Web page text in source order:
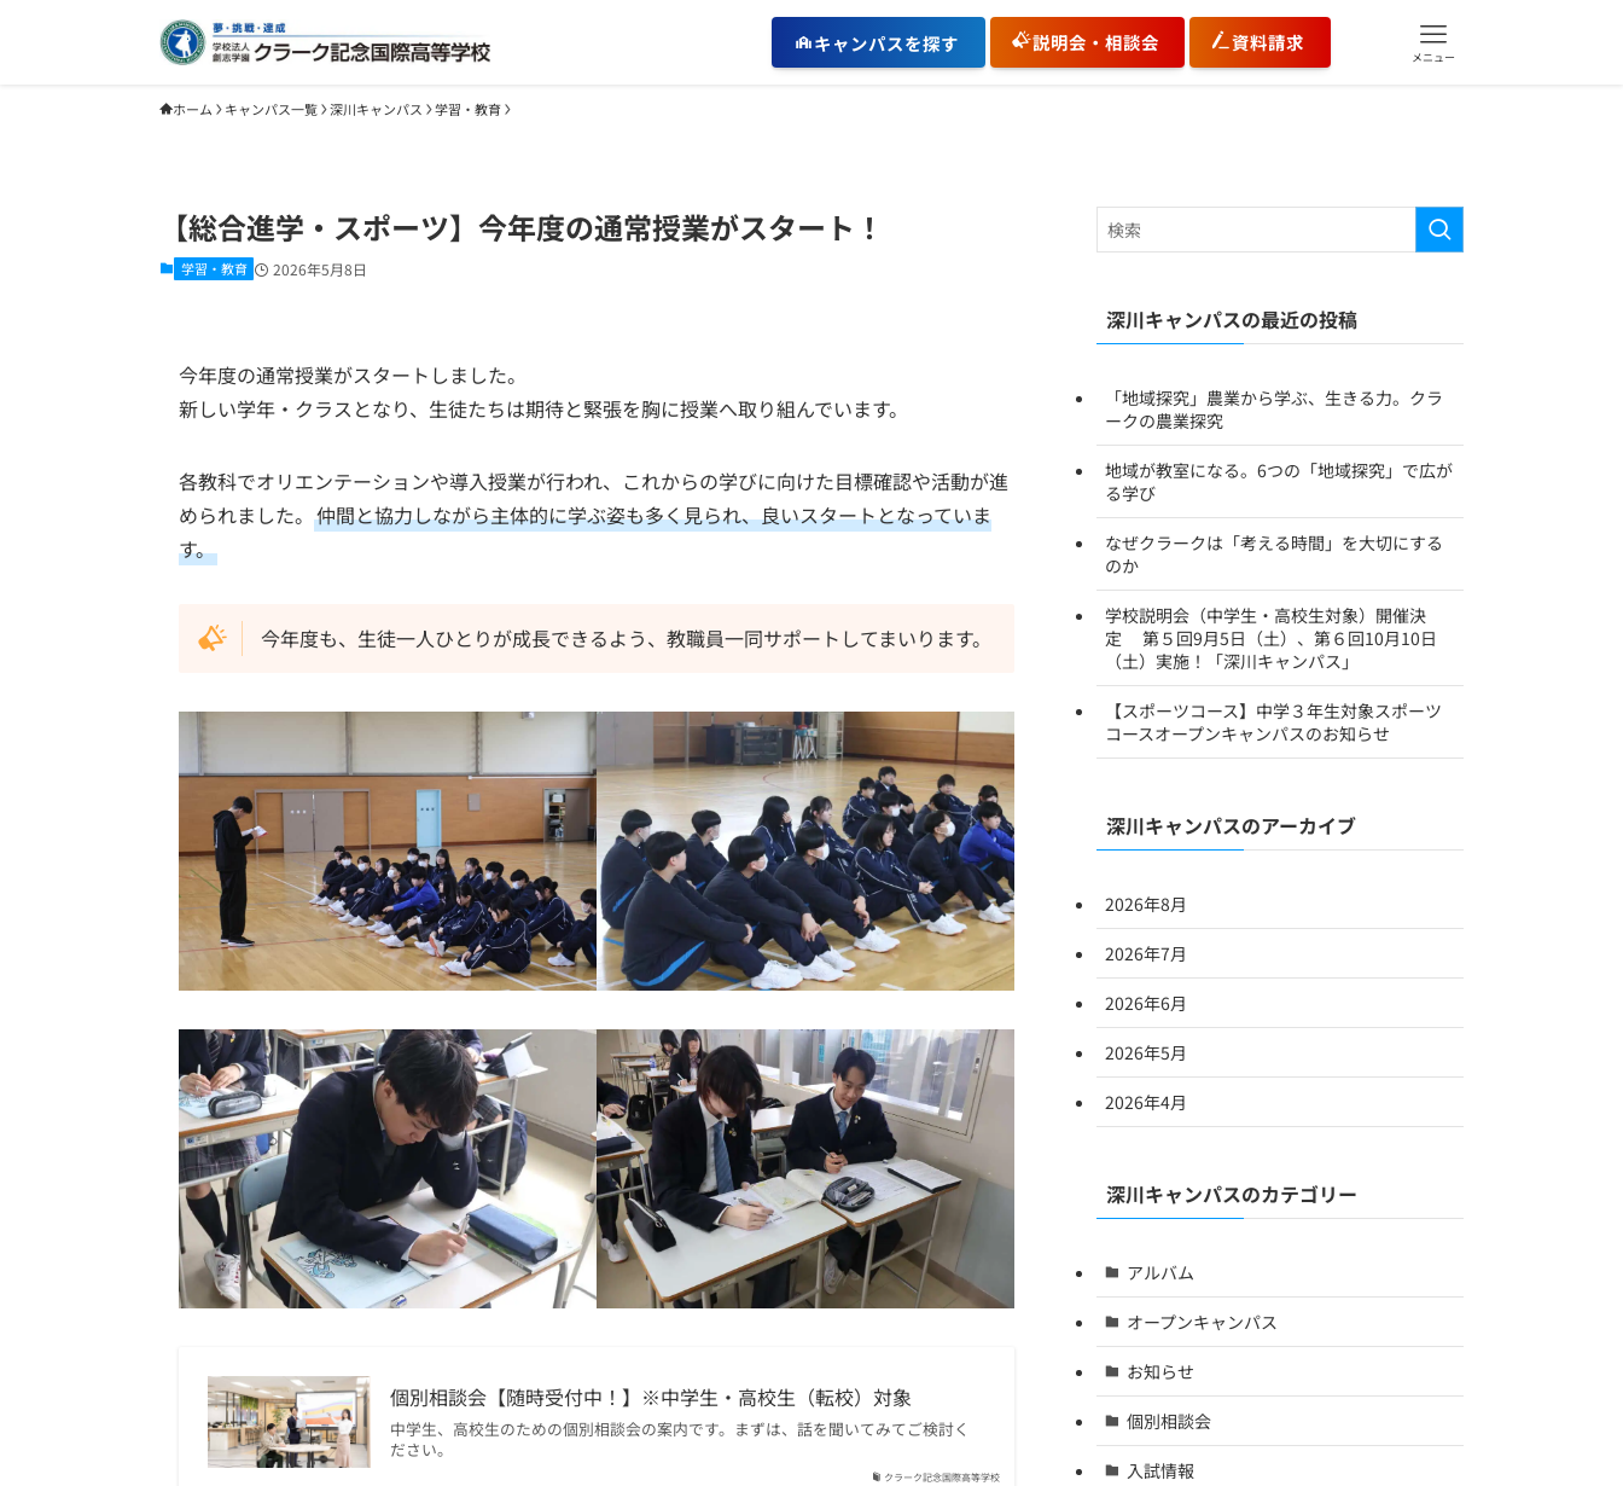
キャンパスを探す 説明会・相談会 資料請求
メニュー
ホーム キャンパス一覧 深川キャンパス 学習・教育
【総合進学・スポーツ】今年度の通常授業がスタート！
学習・教育 2026年5月8日
今年度の通常授業がスタートしました。
新しい学年・クラスとなり、生徒たちは期待と緊張を胸に授業へ取り組んでいます。
各教科でオリエンテーションや導入授業が行われ、これからの学びに向けた目標確認や活動が進
められました。 仲間と協力しながら主体的に学ぶ姿も多く見られ、良いスタートとなっていま
す。
今年度も、生徒一人ひとりが成長できるよう、教職員一同サポートしてまいります。
クラーク記念国際高等学校
個別相談会【随時受付中！】※中学生・高校生（転校）対象
中学生、高校生のための個別相談会の案内です。まずは、話を聞いてみてご検討く
ださい。
深川キャンパスの最近の投稿
「地域探究」農業から学ぶ、生きる力。クラ
ークの農業探究
地域が教室になる。6つの「地域探究」で広が
る学び
なぜクラークは「考える時間」を大切にする
のか
学校説明会（中学生・高校生対象）開催決
定 第５回9月5日（土）、第６回10月10日
（土）実施！「深川キャンパス」
【スポーツコース】中学３年生対象スポーツ
コースオープンキャンパスのお知らせ
深川キャンパスのアーカイブ
2026年8月
2026年7月
2026年6月
2026年5月
2026年4月
深川キャンパスのカテゴリー
アルバム
オープンキャンパス
お知らせ
個別相談会
入試情報